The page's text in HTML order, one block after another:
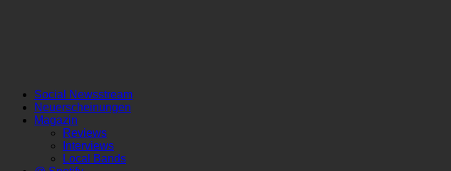
Social Newsstream
Neuerscheinungen
Magazin
Reviews
Interviews
Local Bands